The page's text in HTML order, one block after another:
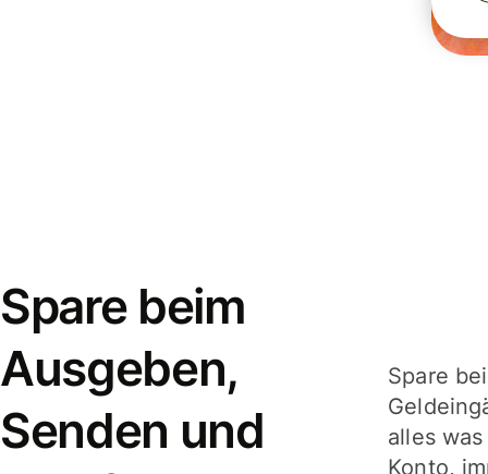
Spare beim
Ausgeben,
Senden und
Spare
alles
Konto,